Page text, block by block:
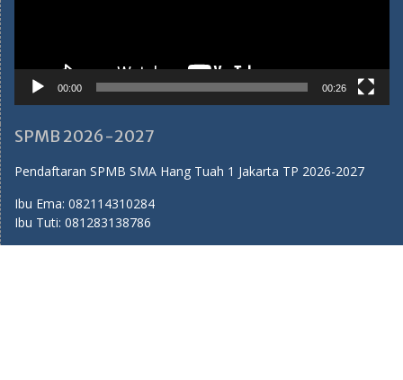
00:00 00:26
SPMB 2026-2027
Pendaftaran SPMB SMA Hang Tuah 1 Jakarta TP 2026-2027
Ibu Ema: 082114310284
Ibu Tuti: 081283138786